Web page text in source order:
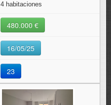
4 habitaciones
480.000 €
16/05/25
23